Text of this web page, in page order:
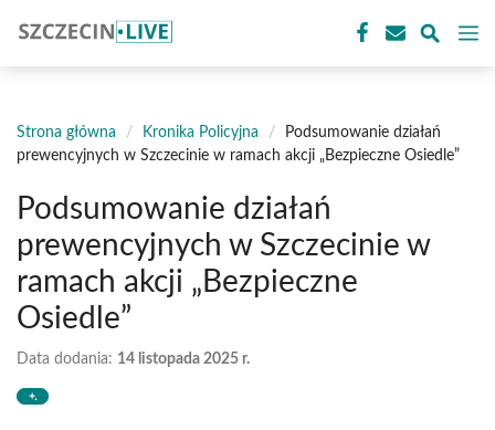
treści
Strona główna / Kronika Policyjna /
Podsumowanie działań
prewencyjnych w Szczecinie w ramach akcji „Bezpieczne Osiedle”
Podsumowanie działań
prewencyjnych w Szczecinie w
ramach akcji „Bezpieczne
Osiedle”
Data dodania: 14 listopada 2025 r.